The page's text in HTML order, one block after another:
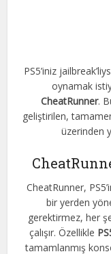
PS5’iniz
oynamak
CheatRunner.
geliştirilen,
üzerinden
CheatRunner,
bir yerden
gerektirmez, her
çalışır. Özellikle
tamamlanmış